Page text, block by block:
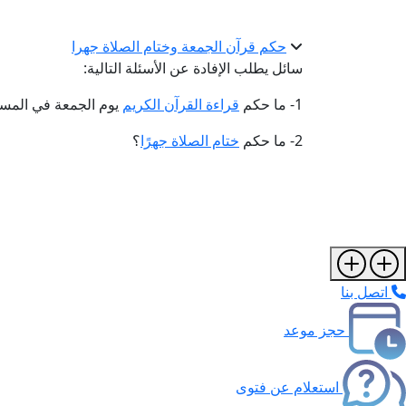
حكم قرآن الجمعة وختام الصلاة جهرا
سائل يطلب الإفادة عن الأسئلة التالية:
1- ما حكم
قراءة القرآن الكريم يوم الجمعة في
2- ما حكم
ختام الصلاة جهرًا؟
اتصل بنا
حجز موعد
استعلام عن فتوى